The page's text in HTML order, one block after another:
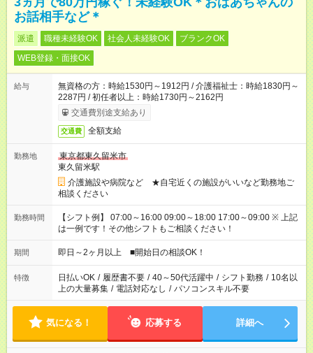
お話相手など＊
派遣 職種未経験OK 社会人未経験OK
ブランクOK
WEB登録・面接OK
給与
無資格の方：時給1530円～1912円 / 介護福祉士：時給1830円～
2287円 / 初任者以上：時給1730円～2162円
交通費別途支給あり
交通費 全額支給
勤務地
東京都東久留米市
東久留米駅
介護施設や病院など ★自宅近くの施設がいいなど勤務地ご
相談ください
勤務時間
【シフト例】 07:00～16:00 09:00～18:00 17:00～09:00 ※ 上記
は一例です！その他シフトもご相談ください！
期間 即日～2ヶ月以上 ■開始日の相談OK！
特徴 日払いOK / 履歴書不要 / 40～50代活躍中 / シフト勤務 / 10名以
上の大量募集 / 電話対応なし / パソコンスキル不要
気になる！ 応募する 詳細へ